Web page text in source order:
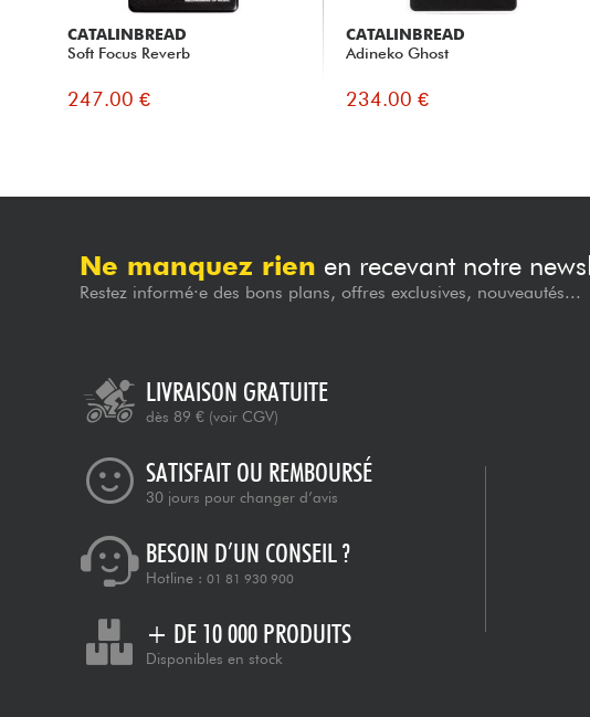
CATALINBREAD
Soft Focus Reverb
247.00 €
CATALINBREAD
Adineko Ghost
234.00 €
Ne manquez rien en recevant notre
Restez informé·e des bons plans, offres exclusives, nouveautés...
LIVRAISON GRATUITE
dès 89 € (voir CGV)
SATISFAIT OU REMBOURSÉ
30 jours pour changer d’avis
BESOIN D’UN CONSEIL ?
Hotline : 01 81 930 900
+ DE 10 000 PRODUITS
Disponibles en stock